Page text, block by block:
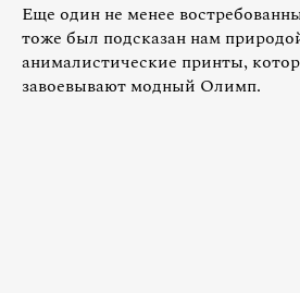
Еще один не менее
тоже был подсказан нам
анималистические принты,
завоевывают модный Олимп.